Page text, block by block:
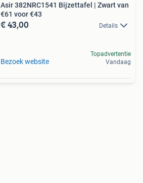
Asir 382NRC1541 Bijzettafel | Zwart van
€61 voor €43
€ 43,00 Details
Bezoek website
Topadvertentie
Vandaag